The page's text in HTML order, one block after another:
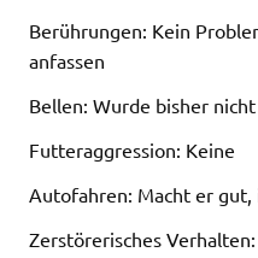
Berührungen: Kein
anfassen
Bellen: Wurde bisher
Futteraggression: Keine
Autofahren: Macht er gut,
Zerstörerisches